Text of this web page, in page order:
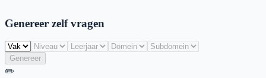
Genereer zelf vragen
Genereer
✏️